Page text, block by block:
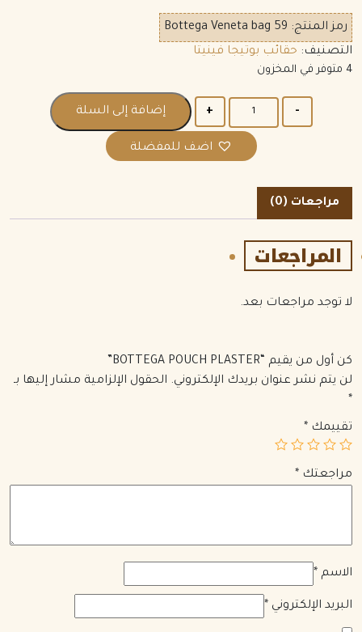
رمز المنتج: Bottega Veneta bag 59
التصنيف: حقائب بوتيجا فينيتا
4 متوفر في المخزون
إضافة إلى السلة
اضف للمفضلة
مراجعات (0)
المراجعات
لا توجد مراجعات بعد.
كن أول من يقيم “BOTTEGA POUCH PLASTER”
لن يتم نشر عنوان بريدك الإلكتروني. الحقول الإلزامية مشار إليها بـ
*
تقييمك *
مراجعتك *
الاسم *
البريد الإلكتروني *